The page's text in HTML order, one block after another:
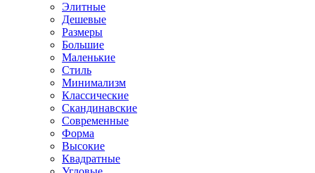
Элитные
Дешевые
Размеры
Большие
Маленькие
Стиль
Минимализм
Классические
Скандинавские
Современные
Форма
Высокие
Квадратные